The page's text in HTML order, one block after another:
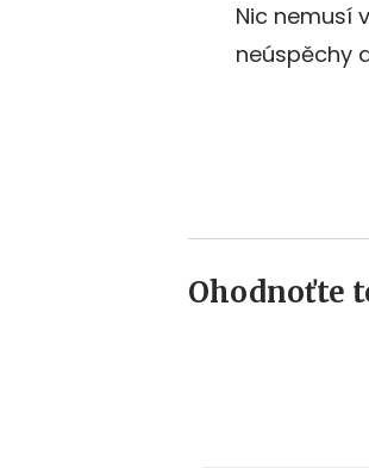
Nic nemusí
neúspěchy
Ohodnoťte